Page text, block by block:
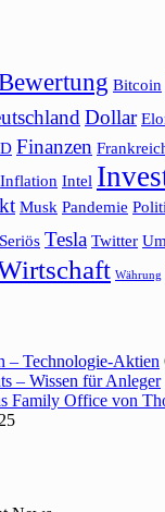
Bitcoin
Dollar
Finanzen
Inflation Intel
Musk Pandemie
Seriös Tesla Twitter
Währung
– Technologie-Aktien
– Wissen für Anleger
Family Office von